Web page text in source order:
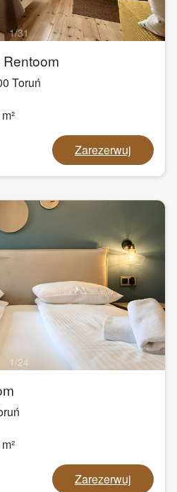
1/31
Toruń
m²
Zarezerwuj
1/24
m²
Zarezerwuj